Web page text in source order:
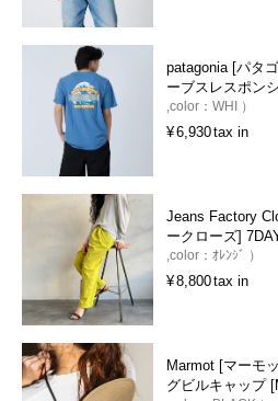
patagonia [パタ
ーブスレスポン
color： WHI
¥6,930tax in
Jeans Factory
ークローズ]
color： ｵﾚﾝｼﾞ
¥8,800tax in
Marmot [マーモ
グビルキャップ